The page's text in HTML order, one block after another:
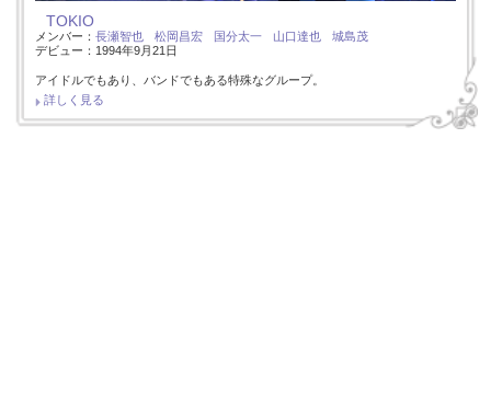
TOKIO
メンバー： 長瀬智也 松岡昌宏 国分太一 山口達也
城島茂
デビュー：1994年9月21日
アイドルでもあり、バンドでもある特殊なグループ。
詳しく見る